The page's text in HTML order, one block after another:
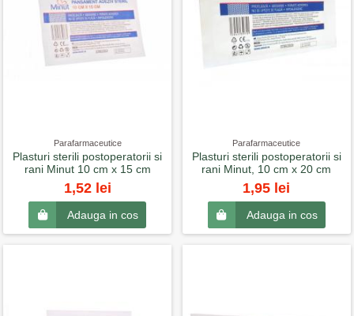
Parafarmaceutice
Plasturi sterili postoperatorii si
rani Minut 10 cm x 15 cm
1,52 lei
Adauga in cos
Parafarmaceutice
Plasturi sterili postoperatorii si
rani Minut, 10 cm x 20 cm
1,95 lei
Adauga in cos